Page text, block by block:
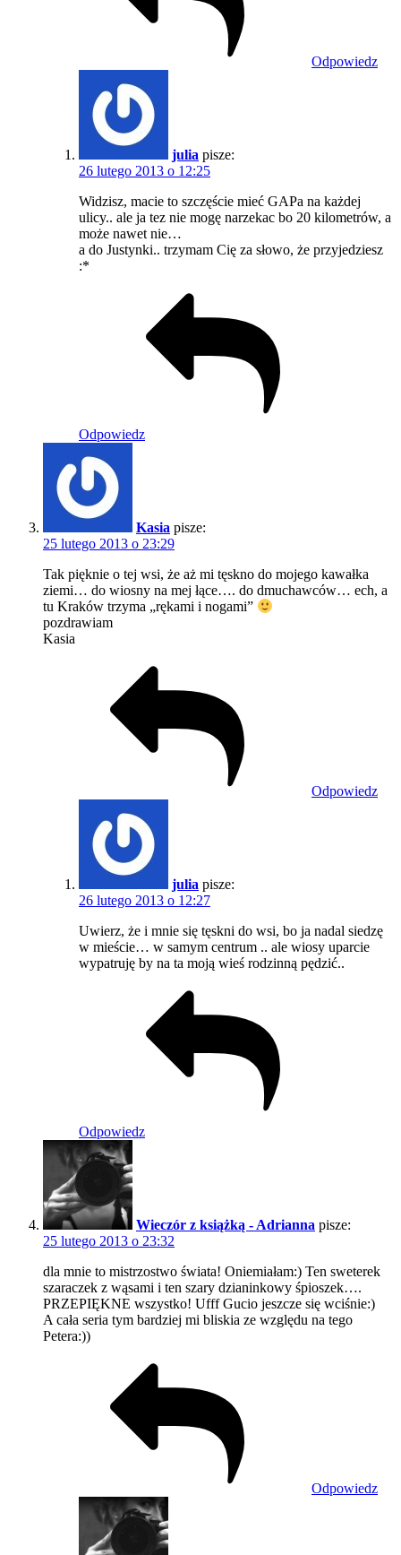
Odpowiedz
julia pisze:
26 lutego 2013 o 12:25
Widzisz, macie to szczęście mieć GAPa na każdej
ulicy.. ale ja tez nie mogę narzekac bo 20 kilometrów, a
może nawet nie…
a do Justynki.. trzymam Cię za słowo, że przyjedziesz
:*
Odpowiedz
Kasia pisze:
25 lutego 2013 o 23:29
Tak pięknie o tej wsi, że aż mi tęskno do mojego kawałka
ziemi… do wiosny na mej łące…. do dmuchawców… ech, a
tu Kraków trzyma „rękami i nogami”
pozdrawiam
Kasia
Odpowiedz
julia pisze:
26 lutego 2013 o 12:27
Uwierz, że i mnie się tęskni do wsi, bo ja nadal siedzę
w mieście… w samym centrum .. ale wiosy uparcie
wypatruję by na ta moją wieś rodzinną pędzić..
Odpowiedz
Wieczór z książką - Adrianna pisze:
25 lutego 2013 o 23:32
dla mnie to mistrzostwo świata! Oniemiałam:) Ten sweterek
szaraczek z wąsami i ten szary dzianinkowy śpioszek….
PRZEPIĘKNE wszystko! Ufff Gucio jeszcze się wciśnie:)
A cała seria tym bardziej mi bliskia ze względu na tego
Petera:))
Odpowiedz